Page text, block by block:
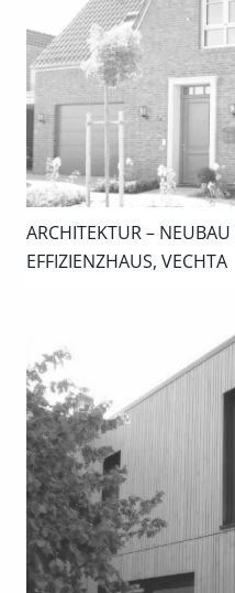
ARCHITEKTUR –
EFFIZIENZHAUS, VECHTA